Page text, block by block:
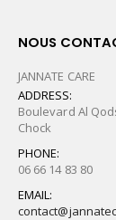
NOUS
JANNATE CARE
ADDRESS:
Boulevard Al
Chock
PHONE:
06 66 14 83 80
EMAIL: